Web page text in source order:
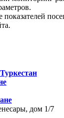
дом 1/7